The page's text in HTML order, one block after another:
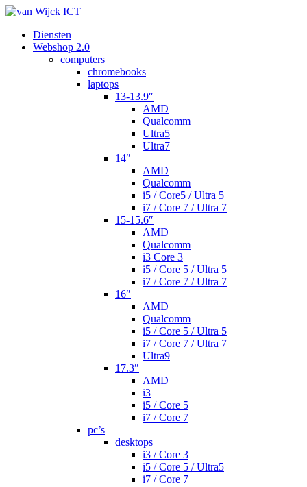
Diensten
Webshop 2.0
computers
chromebooks
laptops
13-13.9″
AMD
Qualcomm
Ultra5
Ultra7
14″
AMD
Qualcomm
i5 / Core5 / Ultra 5
i7 / Core 7 / Ultra 7
15-15.6″
AMD
Qualcomm
i3 Core 3
i5 / Core 5 / Ultra 5
i7 / Core 7 / Ultra 7
16″
AMD
Qualcomm
i5 / Core 5 / Ultra 5
i7 / Core 7 / Ultra 7
Ultra9
17.3″
AMD
i3
i5 / Core 5
i7 / Core 7
pc’s
desktops
i3 / Core 3
i5 / Core 5 / Ultra5
i7 / Core 7